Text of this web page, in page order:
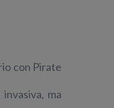
con Pirate
ma